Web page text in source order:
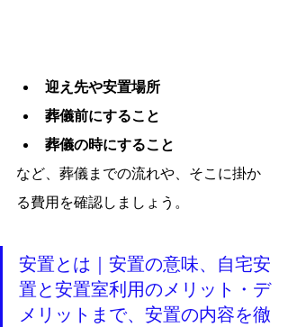
迎え先や安置場所
葬儀前にすること
葬儀の時にすること
など、葬儀までの流れや、そこに掛か
る費用を確認しましょう。
安置とは｜安置の意味、自宅安
置と安置室利用のメリット・デ
メリットまで、安置の内容を徹